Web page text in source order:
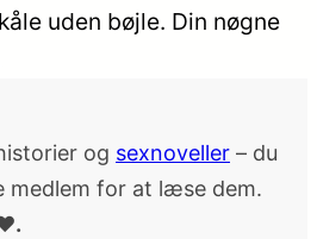
uden bøjle. Din nøgne
og sexnoveller – du
medlem for at læse dem.